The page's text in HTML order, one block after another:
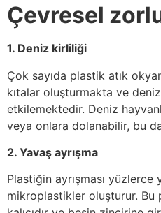
Çevresel
1. Deniz kirliliği
Çok sayıda plastik atık
kıtalar oluşturmakta ve
etkilemektedir. Deniz
veya onlara dolanabilir, bu
2. Yavaş ayrışma
Plastiğin ayrışması yüzlerce
mikroplastikler oluşturur. Bu